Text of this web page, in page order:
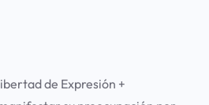
de Expresión +